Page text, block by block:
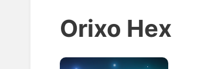
Orixo Hex